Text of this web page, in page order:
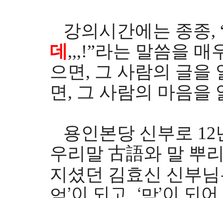
강의시간에는 종종,
데 ,,,!”라는 말씀을 매
으면, 그 사람의 글을
면, 그 사람의 마음을
용인본당 신부로 12
우리말 古語와 말 뿌
지셨던 김효신 신부님